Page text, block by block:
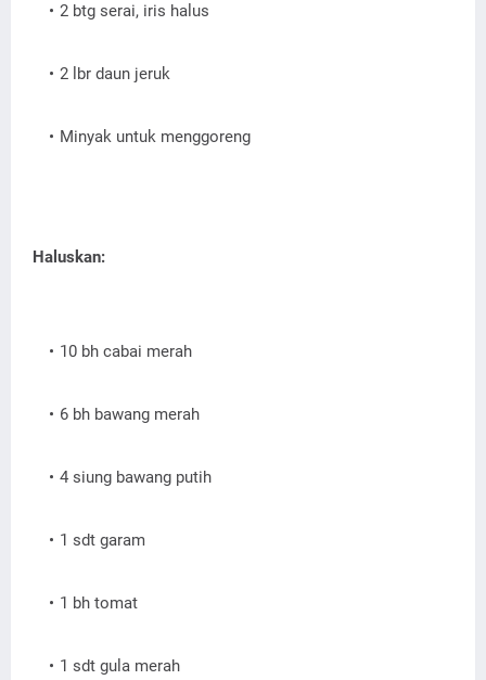
2 btg serai, iris halus
2 lbr daun jeruk
Minyak untuk menggoreng
Haluskan:
10 bh cabai merah
6 bh bawang merah
4 siung bawang putih
1 sdt garam
1 bh tomat
1 sdt gula merah